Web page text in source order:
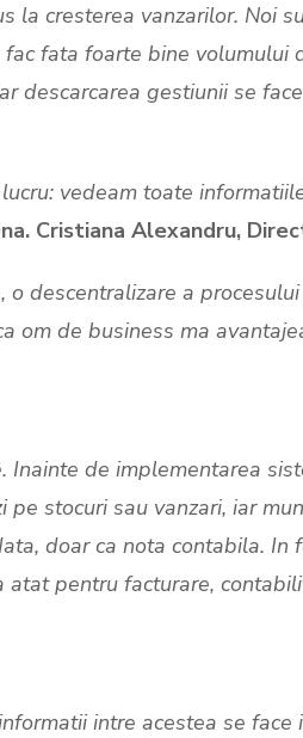
cresterea vanzarilor. Noi
fata foarte bine volumului
descarcarea gestiunii se
vedeam toate
Cristiana Alexandru,
descentralizare a
om de business ma
de implementarea
stocuri sau vanzari, iar
doar ca nota contabila. In
pentru facturare,
intre acestea se